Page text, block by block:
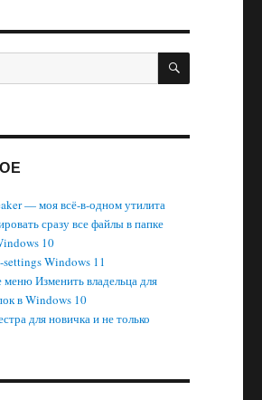
ПОИСК
— моя всё-в-одном утилита
сразу все файлы в папке
10
Windows 11
меню Изменить владельца для
в Windows 10
для новичка и не только